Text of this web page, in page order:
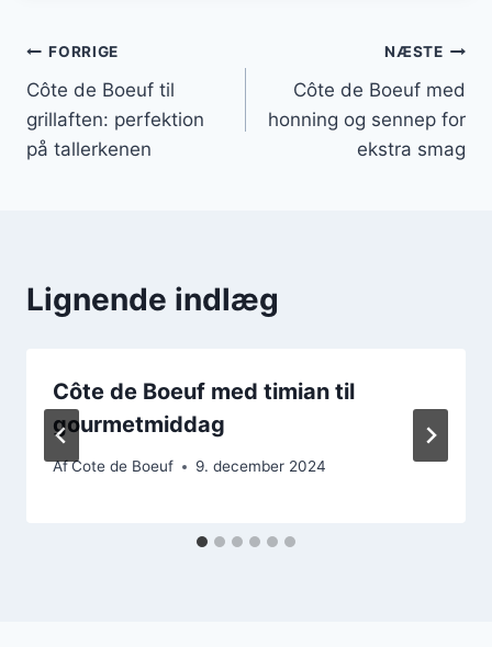
Indlægsnavigation
FORRIGE
Côte de Boeuf til
grillaften: perfektion
på tallerkenen
NÆSTE
Côte de Boeuf med
honning og sennep for
ekstra smag
Lignende indlæg
Côte de Boeuf med timian til
gourmetmiddag
AfCote de Boeuf 9. december 2024